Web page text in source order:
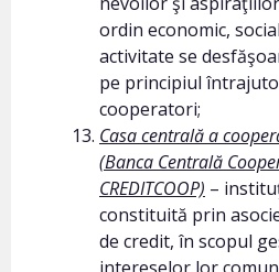
ordin economic,
activitate se
pe principiul
cooperatori;
Casa centrală a
(Banca Centrală
CREDITCOOP) –
constituită prin
de credit, în scopul